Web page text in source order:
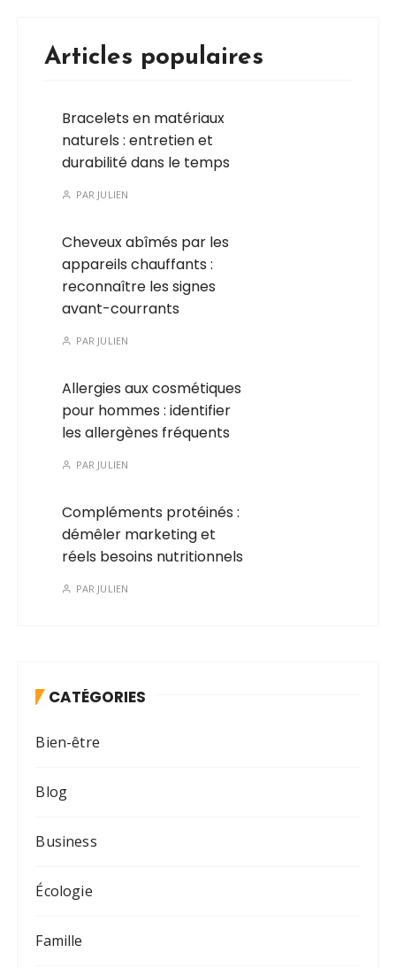
Articles populaires
Bracelets en matériaux
naturels : entretien et
durabilité dans le temps
PAR JULIEN
Cheveux abîmés par les
appareils chauffants :
reconnaître les signes
avant-courrants
PAR JULIEN
Allergies aux cosmétiques
pour hommes : identifier
les allergènes fréquents
PAR JULIEN
Compléments protéinés :
démêler marketing et
réels besoins nutritionnels
PAR JULIEN
CATÉGORIES
Bien-être
Blog
Business
Écologie
Famille